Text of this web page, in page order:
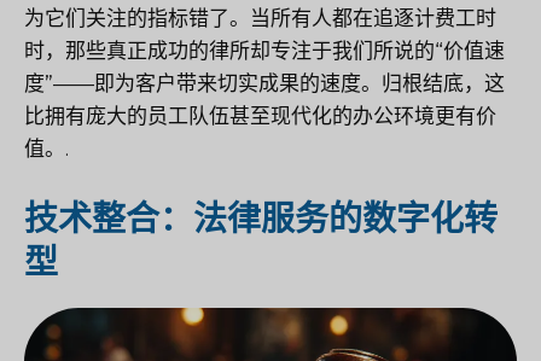
为它们关注的指标错了。当所有人都在追逐计费工时
时，那些真正成功的律所却专注于我们所说的“价值速
度”——即为客户带来切实成果的速度。归根结底，这
比拥有庞大的员工队伍甚至现代化的办公环境更有价
值。.
技术整合：法律服务的数字化转
型